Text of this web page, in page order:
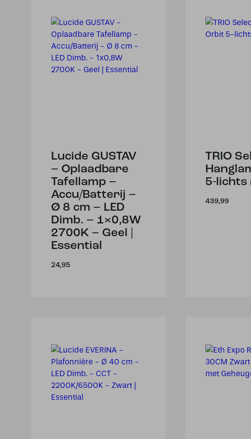
Lucide GUSTAV
– Oplaadbare
Tafellamp –
Accu/Batterij –
Ø 8 cm – LED
Dimb. – 1×0,8W
2700K – Geel |
Essential
24,95
TRIO
5-lichts
439,99